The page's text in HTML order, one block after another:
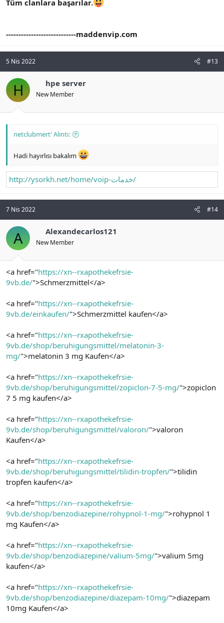
Tüm clanlara başarılar.
----------------------------maddenvip.com
5 Nis 2022 #13
H hpe server
New Member
netclubmert' Alıntı:
Hadi hayırlısı bakalım
http://ysorkh.net/home/voip-خدمات/
7 Nis 2022 #14
A Alexandecarlos121
New Member
<a href="https://xn--rxapothekefrsie-
9vb.de/">Schmerzmittel</a>
<a href="https://xn--rxapothekefrsie-
9vb.de/einkaufen/">Schmerzmittel kaufen</a>
<a href="https://xn--rxapothekefrsie-
9vb.de/shop/beruhigungsmittel/melatonin-3-
mg/">melatonin 3 mg Kaufen</a>
<a href="https://xn--rxapothekefrsie-
9vb.de/shop/beruhigungsmittel/zopiclon-7-5-mg/">zopiclon
7 5 mg kaufen</a>
<a href="https://xn--rxapothekefrsie-
9vb.de/shop/beruhigungsmittel/valoron/">valoron
Kaufen</a>
<a href="https://xn--rxapothekefrsie-
9vb.de/shop/beruhigungsmittel/tilidin-tropfen/">tilidin
tropfen kaufen</a>
<a href="https://xn--rxapothekefrsie-
9vb.de/shop/benzodiazepine/rohypnol-1-mg/">rohypnol 1
mg Kaufen</a>
<a href="https://xn--rxapothekefrsie-
9vb.de/shop/benzodiazepine/valium-5mg/">valium 5mg
kaufen</a>
<a href="https://xn--rxapothekefrsie-
9vb.de/shop/benzodiazepine/diazepam-10mg/">diazepam
10mg Kaufen</a>